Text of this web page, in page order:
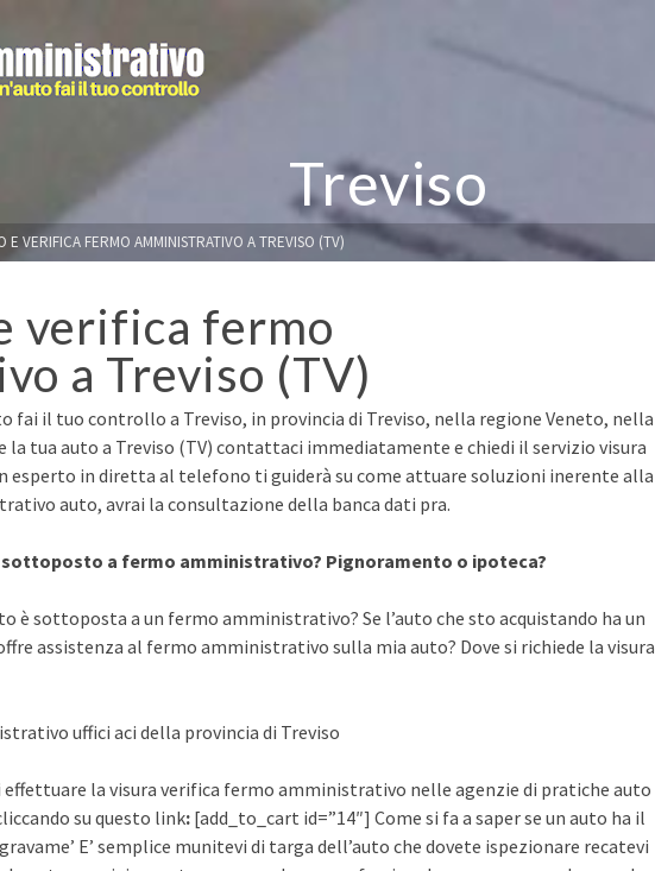
Treviso
E VERIFICA FERMO AMMINISTRATIVO A TREVISO (TV)
verifica fermo
a Treviso (TV)
fai il tuo controllo a Treviso, in provincia di Treviso, nella regione Veneto, nella
la tua auto a Treviso (TV) contattaci immediatamente e chiedi il servizio visura
esperto in diretta al telefono ti guiderà su come attuare soluzioni inerente alla
auto, avrai la consultazione della banca dati pra.
sottoposto a fermo amministrativo? Pignoramento o ipoteca?
è sottoposta a un fermo amministrativo? Se l’auto che sto acquistando ha un
assistenza al fermo amministrativo sulla mia auto? Dove si richiede la visura
uffici aci della provincia di Treviso
la visura verifica fermo amministrativo nelle agenzie di pratiche auto
su questo link: [add_to_cart id=”14″] Come si fa a saper se un auto ha il
E’ semplice munitevi di targa dell’auto che dovete ispezionare recatevi